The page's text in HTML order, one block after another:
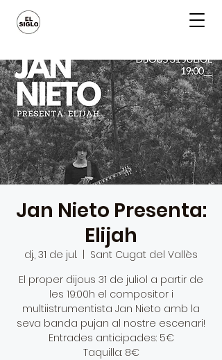
Jan Nieto Presenta:
Elijah
dj., 31 de jul.
Sant Cugat del Vallès
El proper dijous 31 de juliol a partir de
les 19:00h el compositor i
multiistrumentista Jan Nieto amb la
seva banda pujan al nostre escenari!
Entrades anticipades: 5€
Taquilla: 8€